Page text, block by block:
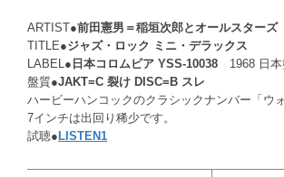
ARTIST●前田憲男＝稲垣次郎とオールスターズ
TITLE●ジャズ・ロック ミニ・デラックス
LABEL● 日本コロムビア YSS-10038 1968 日本
盤質●JAKT=C 裂け DISC=B スレ
ハービーハンコックのクラシックナンバー「ウ
7インチは出回り稀少です。
試聴● LISTEN1